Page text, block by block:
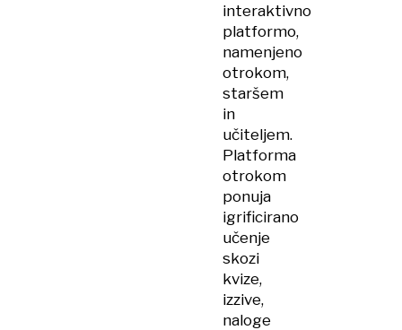
interaktivno
platformo,
namenjeno
otrokom,
staršem
in
učiteljem.
Platforma
otrokom
ponuja
igrificirano
učenje
skozi
kvize,
izzive,
naloge